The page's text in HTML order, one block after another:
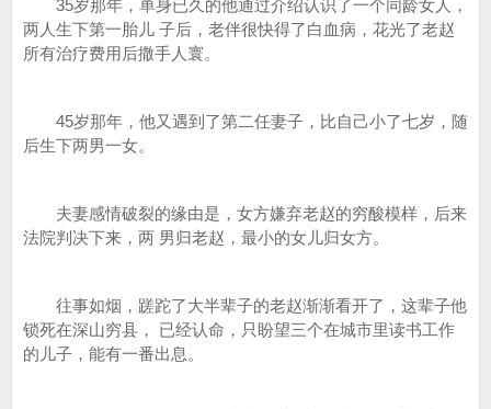
35岁那年，单身已久的他通过介绍认识了一个同龄女人，
两人生下第一胎儿 子后，老伴很快得了白血病，花光了老赵
所有治疗费用后撒手人寰。
45岁那年，他又遇到了第二任妻子，比自己小了七岁，随
后生下两男一女。
夫妻感情破裂的缘由是，女方嫌弃老赵的穷酸模样，后来
法院判决下来，两 男归老赵，最小的女儿归女方。
往事如烟，蹉跎了大半辈子的老赵渐渐看开了，这辈子他
锁死在深山穷县， 已经认命，只盼望三个在城市里读书工作
的儿子，能有一番出息。